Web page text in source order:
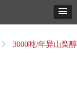
ꁕ 3000吨/年异山梨醇